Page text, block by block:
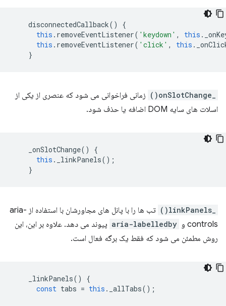
disconnectedCallback()
{
this . removeEventListener( 'keydown' , this .
this . removeEventListener( 'click' , this .
}
زمانی فراخوانی می شود که عنصری از یکی از
اسلات های سایه DOM اضافه یا حذف شود.
_onSlotChange()
{
this . _linkPanels();
}
تب ها را با پانل های مجاورشان با استفاده از aria-
controls و
aria-labelledby پیوند می دهد. علاوه بر این، این
روش مطمئن می شود که فقط یک برگه فعال است.
_linkPanels()
{
const tabs = this . _allTabs();